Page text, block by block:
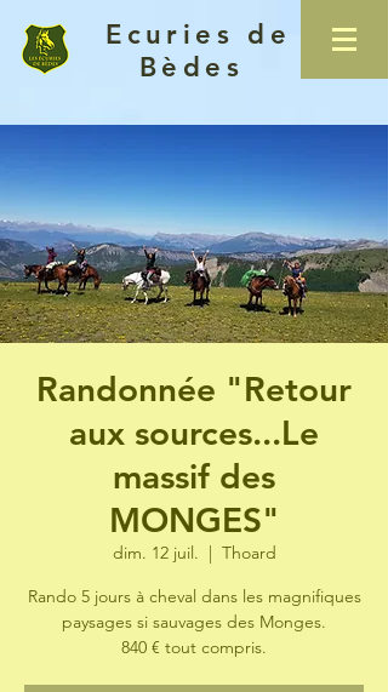
Ecuries de
Bèdes
Randonnée "Retour
aux sources...Le
massif des
MONGES"
dim. 12 juil.
  |
Thoard
Rando 5 jours à cheval dans les magnifiques
paysages si sauvages des Monges.
840 € tout compris.